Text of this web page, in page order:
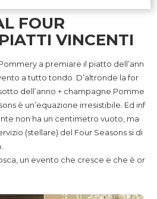
FOUR
VINCENTI
a premiare il piatto dell’ann
a tutto tondo. D’altronde la for
dell’anno + champagne Pomme
è un’equazione irresistibile. Ed inf
non ha un centimetro vuoto, ma
(stellare) del Four Seasons si di
un evento che cresce e che è or